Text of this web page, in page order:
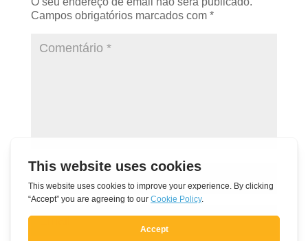
Campos obrigatórios marcados com *